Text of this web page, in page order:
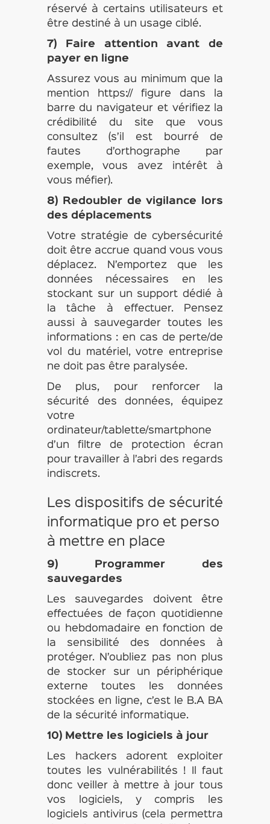
réservé à certains utilisateurs et
être destiné à un usage ciblé.
7) Faire attention avant de
payer en ligne
Assurez vous au minimum que la
mention https:// figure dans la
barre du navigateur et vérifiez la
crédibilité du site que vous
consultez (s’il est bourré de
fautes d’orthographe par
exemple, vous avez intérêt à
vous méfier).
8) Redoubler de vigilance lors
des déplacements
Votre stratégie de cybersécurité
doit être accrue quand vous vous
déplacez. N’emportez que les
données nécessaires en les
stockant sur un support dédié à
la tâche à effectuer. Pensez
aussi à sauvegarder toutes les
informations : en cas de perte/de
vol du matériel, votre entreprise
ne doit pas être paralysée.
De plus, pour renforcer la
sécurité des données, équipez
votre
ordinateur/tablette/smartphone
d’un filtre de protection écran
pour travailler à l’abri des regards
indiscrets.
Les dispositifs de sécurité
informatique pro et perso
à mettre en place
9) Programmer des
sauvegardes
Les sauvegardes doivent être
effectuées de façon quotidienne
ou hebdomadaire en fonction de
la sensibilité des données à
protéger. N’oubliez pas non plus
de stocker sur un périphérique
externe toutes les données
stockées en ligne, c’est le B.A BA
de la sécurité informatique.
10) Mettre les logiciels à jour
Les hackers adorent exploiter
toutes les vulnérabilités ! Il faut
donc veiller à mettre à jour tous
vos logiciels, y compris les
logiciels antivirus (cela permettra